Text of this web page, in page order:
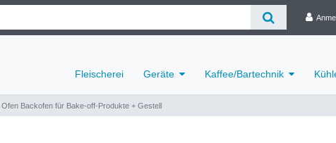
Fleischerei Geräte Kaffee/Bartechnik
Backofen für Bake-off-Produkte + Gestell